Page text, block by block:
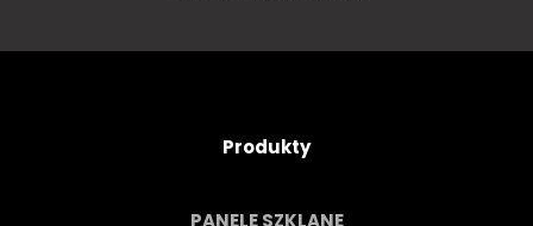
PUNKT ORIENTACYJNY
Produkty
PANELE SZKLANE